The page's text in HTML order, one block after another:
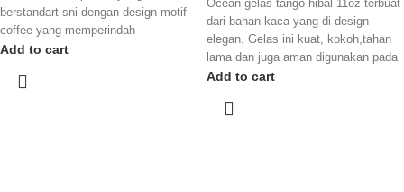
berstandart sni dengan design motif
coffee yang memperindah
tampilannya.
Add to cart
Ocean gelas tango hibal 11oz terbuat
dari bahan kaca yang di design
elegan. Gelas ini kuat, kokoh,tahan
lama dan juga aman digunakan pada
mesin pencuci piring elektrik. Gelas
Add to cart